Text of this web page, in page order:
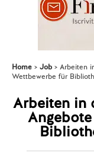
Home Job
Arbeiten
Wettbewerbe für
Arbeiten in